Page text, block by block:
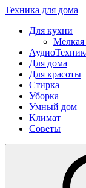
Техника для дома
Для кухни
Мелкая
Для дома
Для красоты
Стирка
Уборка
Умный дом
Климат
Советы